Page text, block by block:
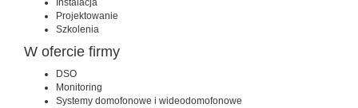
Instalacja
Projektowanie
Szkolenia
W ofercie firmy
DSO
Monitoring
Systemy domofonowe i wideodomofonowe